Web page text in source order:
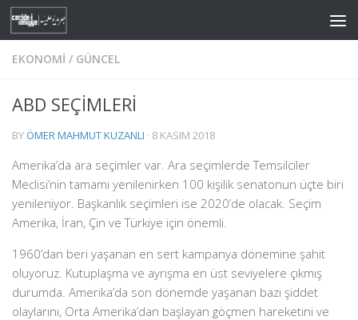
Skip to content
EKONOMI / GÜNCEL
ABD SEÇİMLERİ
BY ÖMER MAHMUT KUZANLI · 8 KASIM 2018
Amerika’da ara seçimler var. Ara seçimlerde Temsilciler
Meclisi’nin tamamı yenilenirken 100 kişilik senatonun üçte biri
yenileniyor. Başkanlık seçimleri ise 2020’de olacak. Seçim
Amerika, İran, Çin ve Türkiye için önemli.
1960’dan beri yaşanan en sert kampanya dönemine şahit
oluyoruz. Kutuplaşma ve ayrışma en üst seviyelere çıkmış
durumda. Amerika’da son dönemde yaşanan bazı şiddet
olaylarını, Orta Amerika’dan başlayan göçmen hareketini ve